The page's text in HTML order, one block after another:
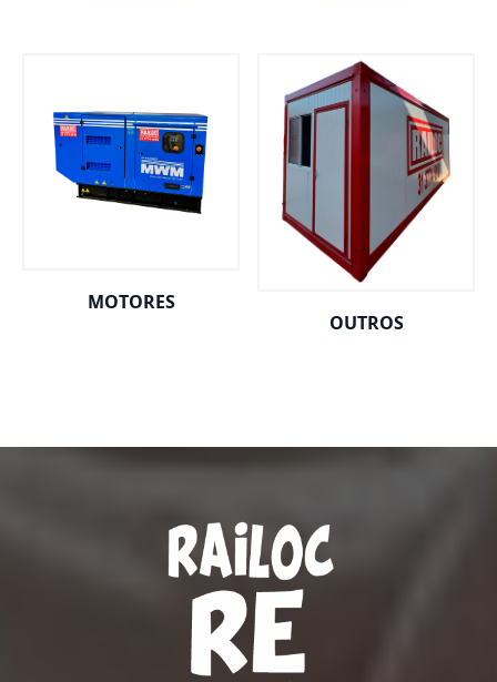
MOTORES
OUTROS